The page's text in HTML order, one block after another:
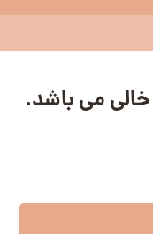
می باشد.